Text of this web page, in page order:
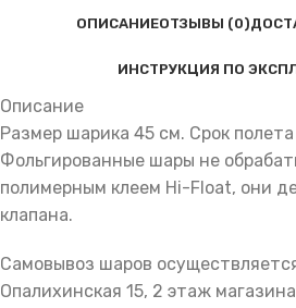
ОПИСАНИЕОТЗЫВЫ (0)
ИНСТРУКЦИЯ ПО
Описание
Размер шарика 45 см. Срок
Фольгированные шары не
полимерным клеем Hi-Float, они
клапана.
Самовывоз шаров
Опалихинская 15, 2 этаж